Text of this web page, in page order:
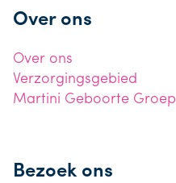
Over ons
Over ons
Verzorgingsgebied
Martini Geboorte Groep
Bezoek ons